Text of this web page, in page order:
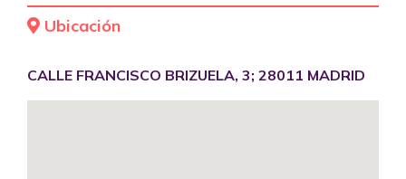
Ubicación
CALLE FRANCISCO BRIZUELA, 3; 28011 MADRID